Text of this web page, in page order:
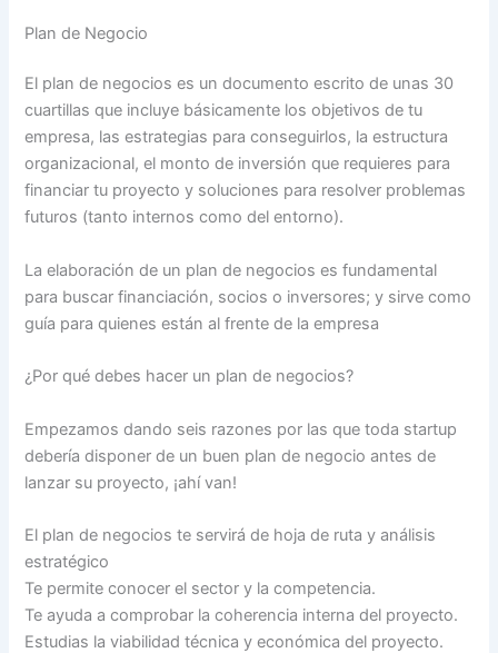
Plan de Negocio
El plan de negocios es un documento escrito de unas 30
cuartillas que incluye básicamente los objetivos de tu
empresa, las estrategias para conseguirlos, la estructura
organizacional, el monto de inversión que requieres para
financiar tu proyecto y soluciones para resolver problemas
futuros (tanto internos como del entorno).
La elaboración de un plan de negocios es fundamental
para buscar financiación, socios o inversores; y sirve como
guía para quienes están al frente de la empresa
¿Por qué debes hacer un plan de negocios?
Empezamos dando seis razones por las que toda startup
debería disponer de un buen plan de negocio antes de
lanzar su proyecto, ¡ahí van!
El plan de negocios te servirá de hoja de ruta y análisis
estratégico
Te permite conocer el sector y la competencia.
Te ayuda a comprobar la coherencia interna del proyecto.
Estudias la viabilidad técnica y económica del proyecto.